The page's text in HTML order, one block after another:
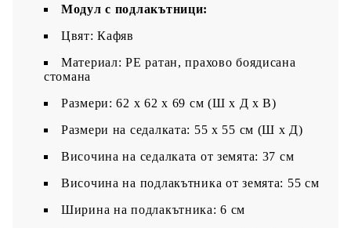
Модул с подлакътници:
Цвят: Кафяв
Материал: PE ратан, прахово боядисана
стомана
Размери: 62 x 62 x 69 см (Ш x Д x В)
Размери на седалката: 55 x 55 cм (Ш x Д)
Височина на седалката от земята: 37 см
Височина на подлакътника от земята: 55 см
Ширина на подлакътника: 6 см